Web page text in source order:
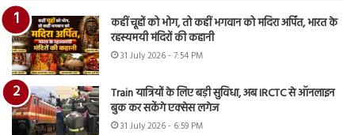
कहीं चूहों को भोग, तो कहीं भगवान को मदिरा अर्पित, भारत के
रहस्यमयी मंदिरों की कहानी
31 July 2026 - 7:54 PM
Train यात्रियों के लिए बड़ी सुविधा, अब IRCTC से ऑनलाइन
बुक कर सकेंगे एक्सेस लगेज
31 July 2026 - 6:59 PM